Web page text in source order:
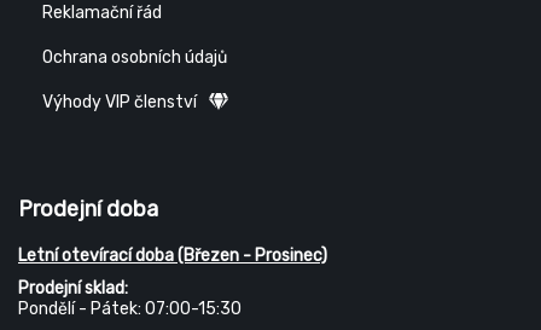
Reklamační řád
Ochrana osobních údajů
Výhody VIP členství
Prodejní doba
Letní otevírací doba (Březen - Prosinec)
Prodejní sklad:
Pondělí - Pátek: 07:00-15:30